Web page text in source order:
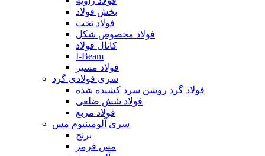
بخش فولاد
فولاد تخت
فولاد مخصوص شکل
کانال فولاد
I-Beam
فولاد مسیر
سری فولادی گرد
فولاد گرد روشن سرد کشیده شده
فولاد شش ضلعی
فولاد مربع
سری آلومینیوم مس
برنج
مس قرمز